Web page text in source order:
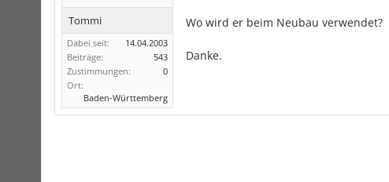
Tommi
Dabei seit:
14.04.2003
Beiträge:
543
Zustimmungen:
0
Ort:
Baden-Württemberg
Wo wird er beim Neubau verwendet?
Danke.